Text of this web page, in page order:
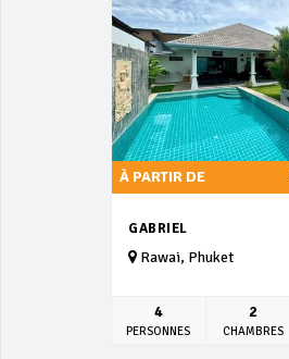
À PARTIR DE
GABRIEL
Rawai, Phuket
4
PERSONNES
2
CHAMBRES